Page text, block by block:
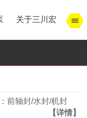
关于三川宏
前轴封/水封/机封
【详情】